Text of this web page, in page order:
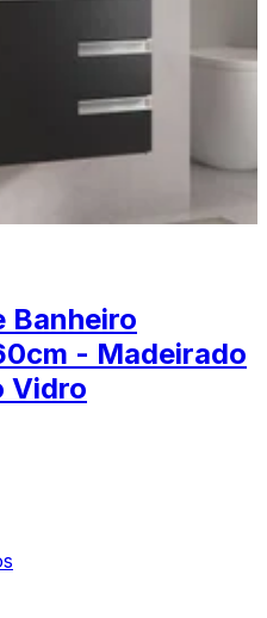
Banheiro
- Madeirado
Vidro